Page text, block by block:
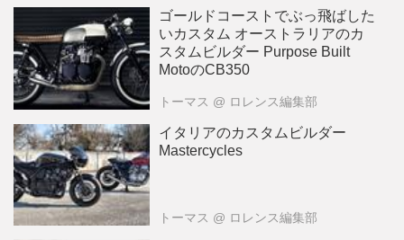
ゴールドコーストでぶっ飛ばした
いカスタム オーストラリアのカ
スタムビルダー Purpose Built
MotoのCB350
トーマス @ ロレンス編集部
イタリアのカスタムビルダー
Mastercycles
トーマス @ ロレンス編集部